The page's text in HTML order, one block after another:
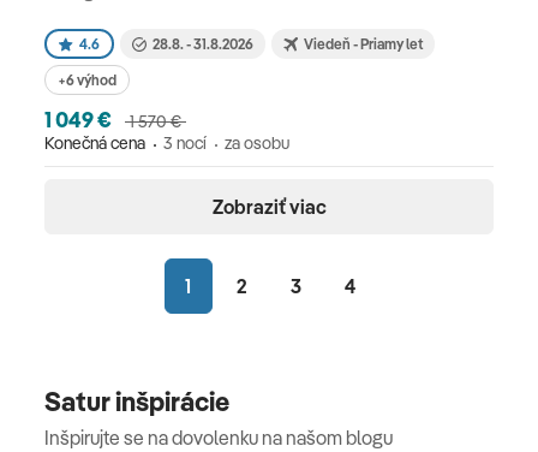
4.6 28.8. - 31.8.2026 Viedeň - Priamy let
+6 výhod
1 049 €
1 570 €
Konečná cena
3 nocí za osobu
1 2 3 4
Zobraziť viac
Satur inšpirácie
Inšpirujte se na dovolenku na našom blogu